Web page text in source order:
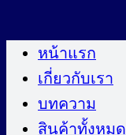
ไป
หน้าแรก
เกี่ยวกับเรา
บทความ
สินค้าทั้งหมด